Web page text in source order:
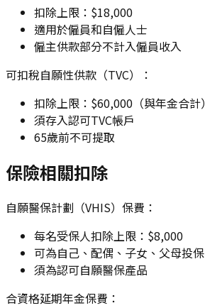
扣除上限：$18,000
適用於僱員和自僱人士
僱主供款部分不計入僱員收入
可扣稅自願性供款（TVC）：
扣除上限：$60,000（與年金合計）
須存入認可TVC帳戶
65歲前不可提取
保險相關扣除
自願醫保計劃（VHIS）保費：
每名受保人扣除上限：$8,000
可為自己、配偶、子女、父母投保
須為認可自願醫保產品
合資格延期年金保費：